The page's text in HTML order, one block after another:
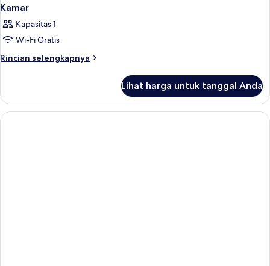
Kamar
Kapasitas 1
Wi-Fi Gratis
Rincian selengkapnya
Rincian
Kamar
Lihat harga untuk tanggal Anda